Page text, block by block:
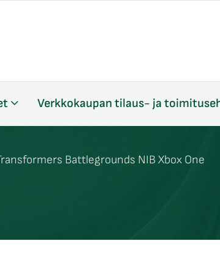
Verkkokaupan tilaus- ja
Battlegrounds NIB Xbox One